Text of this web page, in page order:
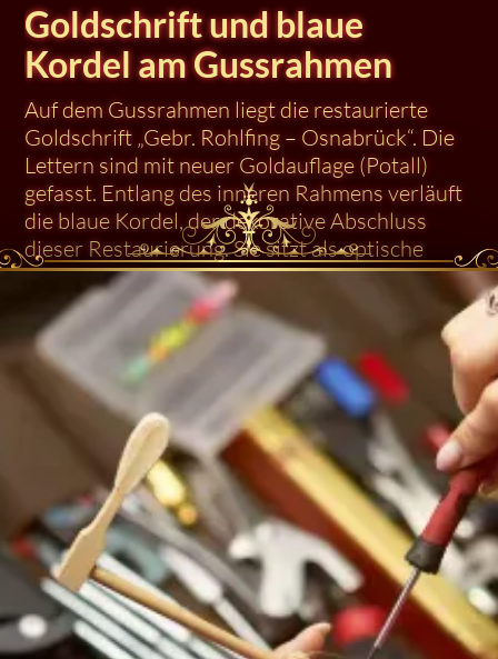
Goldschrift und blaue
Kordel am Gussrahmen
Auf dem Gussrahmen liegt die restaurierte
Goldschrift „Gebr. Rohlfing – Osnabrück“. Die
Lettern sind mit neuer Goldauflage (Potall)
gefasst. Entlang des inneren Rahmens verläuft
die blaue Kordel, der dekorative Abschluss
dieser Restaurierung. Sie sitzt als optische
Rahmung direkt zwischen Resonanzbodenrand
und Gussrahmen und markiert den Umfang der
neu lackierten Rahmenfläche.